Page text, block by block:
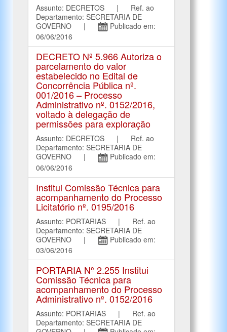
Assunto: DECRETOS | Ref. ao
Departamento: SECRETARIA DE
GOVERNO |
Publicado em:
06/06/2016
DECRETO Nº 5.966 Autoriza o
parcelamento do valor
estabelecido no Edital de
Concorrência Pública nº.
001/2016 – Processo
Administrativo nº. 0152/2016,
voltado à delegação de
permissões para exploração
Assunto: DECRETOS | Ref. ao
Departamento: SECRETARIA DE
GOVERNO |
Publicado em:
06/06/2016
Institui Comissão Técnica para
acompanhamento do Processo
Licitatório nº. 0195/2016
Assunto: PORTARIAS | Ref. ao
Departamento: SECRETARIA DE
GOVERNO |
Publicado em:
03/06/2016
PORTARIA Nº 2.255 Institui
Comissão Técnica para
acompanhamento do Processo
Administrativo nº. 0152/2016
Assunto: PORTARIAS | Ref. ao
Departamento: SECRETARIA DE